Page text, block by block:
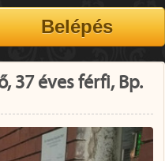
37 éves férfi, Bp.